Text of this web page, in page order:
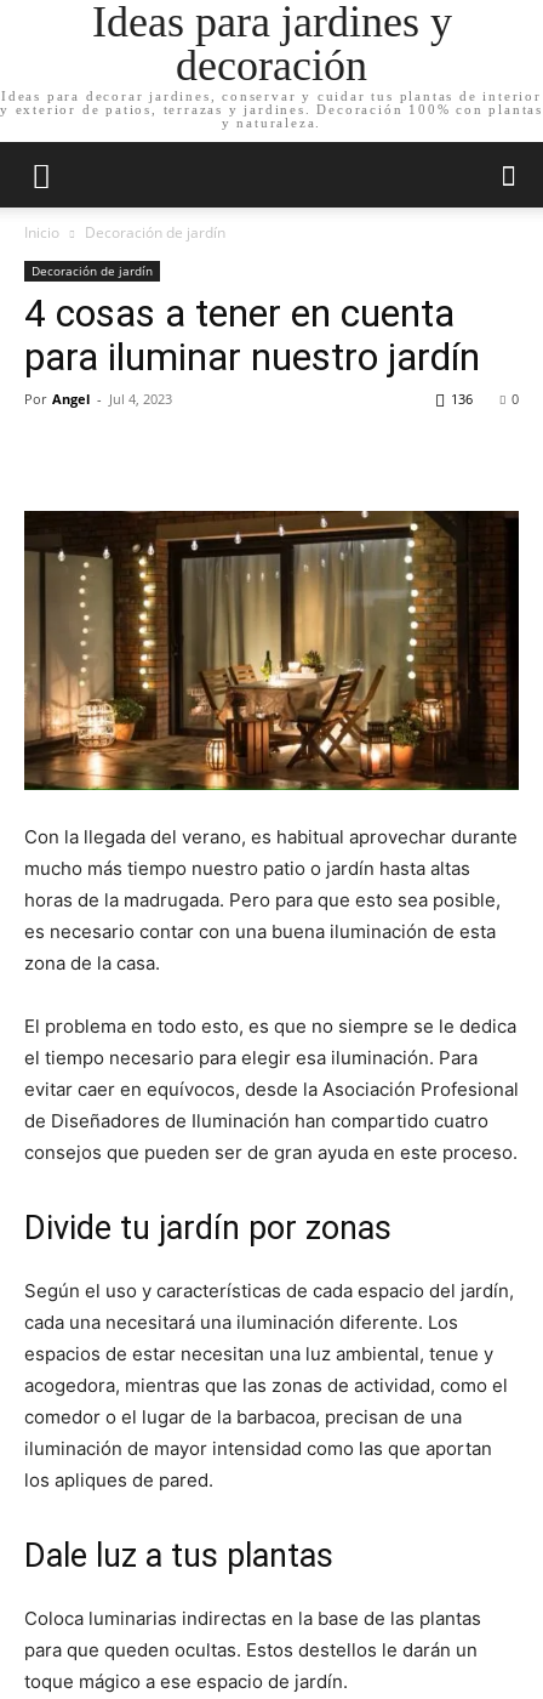
Ideas para jardines y
decoración
Ideas para decorar jardines, conservar y cuidar tus plantas de interior
y exterior de patios, terrazas y jardines. Decoración 100% con plantas
y naturaleza.
Inicio Decoración de jardín
Decoración de jardín
4 cosas a tener en cuenta
para iluminar nuestro jardín
Por Angel - Jul 4, 2023 0
136
Con la llegada del verano, es habitual aprovechar durante
mucho más tiempo nuestro patio o jardín hasta altas
horas de la madrugada. Pero para que esto sea posible,
es necesario contar con una buena iluminación de esta
zona de la casa.
El problema en todo esto, es que no siempre se le dedica
el tiempo necesario para elegir esa iluminación. Para
evitar caer en equívocos, desde la Asociación Profesional
de Diseñadores de Iluminación han compartido cuatro
consejos que pueden ser de gran ayuda en este proceso.
Divide tu jardín por zonas
Según el uso y características de cada espacio del jardín,
cada una necesitará una iluminación diferente. Los
espacios de estar necesitan una luz ambiental, tenue y
acogedora, mientras que las zonas de actividad, como el
comedor o el lugar de la barbacoa, precisan de una
iluminación de mayor intensidad como las que aportan
los apliques de pared.
Dale luz a tus plantas
Coloca luminarias indirectas en la base de las plantas
para que queden ocultas. Estos destellos le darán un
toque mágico a ese espacio de jardín.